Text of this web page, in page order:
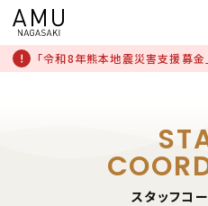
「令和8年熊本地震災害支援募金
スタッフコ